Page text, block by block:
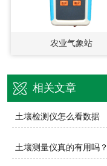
农业气象站
相关文章
土壤检测仪怎么看数据
土壤测量仪真的有用吗？